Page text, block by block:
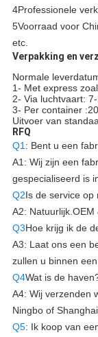
4Professionele
5Voorraad voor
etc.
Verpakking en
Normale
1- Met express
2- Via luchtvaart:
3- Per container
Uitvoer van
RFQ
Q1: Bent u een
A1: Wij zijn een
gespecialiseerd is
Q2Is de service op
A2: Natuurlijk.OEM
Q3Hoe krijg ik de
A3: Laat ons een
zullen u binnen
Q4Wat is de
A4: Wij verzenden
Ningbo of
Q5: Ik koop van